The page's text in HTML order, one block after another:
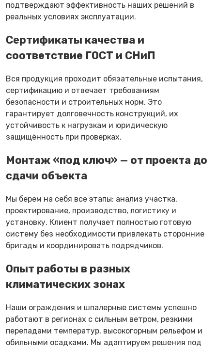
подтверждают эффективность наших решений в
реальных условиях эксплуатации.
Сертификаты качества и
соответствие ГОСТ и СНиП
Вся продукция проходит обязательные испытания,
сертификацию и отвечает требованиям
безопасности и строительных норм. Это
гарантирует долговечность конструкций, их
устойчивость к нагрузкам и юридическую
защищённость при проверках.
Монтаж «под ключ» — от проекта до
сдачи объекта
Мы берем на себя все этапы: анализ участка,
проектирование, производство, логистику и
установку. Клиент получает полностью готовую
систему без необходимости привлекать сторонние
бригады и координировать подрядчиков.
Опыт работы в разных
климатических зонах
Наши ограждения и шпалерные системы успешно
работают в регионах с сильным ветром, резкими
перепадами температур, высокогорным рельефом и
обильными осадками. Мы адаптируем решения под